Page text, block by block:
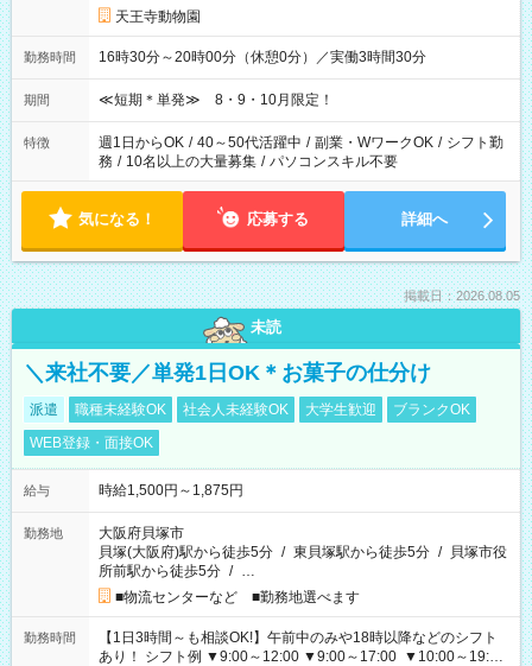
天王寺動物園
勤務時間 16時30分～20時00分（休憩0分）／実働3時間30分
期間 ≪短期＊単発≫ 8・9・10月限定！
特徴 週1日からOK / 40～50代活躍中 / 副業・WワークOK / シフト勤
務 / 10名以上の大量募集 / パソコンスキル不要
気になる！ 応募する 詳細へ
掲載日：2026.08.05
未読
＼来社不要／単発1日OK＊お菓子の仕分け
派遣 職種未経験OK 社会人未経験OK 大学生歓迎
ブランクOK
WEB登録・面接OK
給与 時給1,500円～1,875円
勤務地
大阪府貝塚市
貝塚(大阪府)駅から徒歩5分 / 東貝塚駅から徒歩5分 / 貝塚市役
所前駅から徒歩5分 / …
■物流センターなど ■勤務地選べます
勤務時間
【1日3時間～も相談OK!】午前中のみや18時以降などのシフト
あり！ シフト例 ▼9:00～12:00 ▼9:00～17:00 ▼10:00～19:00